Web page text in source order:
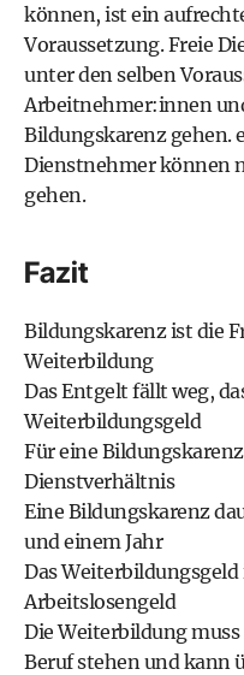
können, ist ein
Voraussetzung. Freie
unter den selben
Arbeitnehmer:innen
Bildungskarenz gehen.
Dienstnehmer können
gehen.
Fazit
Bildungskarenz ist die
Weiterbildung
Das Entgelt fällt weg,
Weiterbildungsgeld
Für eine
Dienstverhältnis
Eine Bildungskarenz
und einem Jahr
Das
Arbeitslosengeld
Die Weiterbildung
Beruf stehen und kann